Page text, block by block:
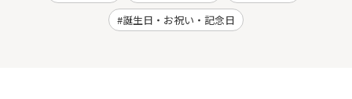
誕生日・お祝い・記念日